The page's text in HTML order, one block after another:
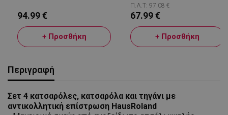
94.99 €
+ Προσθήκη
Ανοξείδωτο Ατσάλι,
Αξεσουάρ, Ασημί
Π.Λ.Τ: 97.08 €
67.99 €
+ Προσθήκη
Περιγραφή
Σετ 4 κατσαρόλες, κατσαρόλα και τηγάνι με
αντικολλητική επίστρωση HausRoland